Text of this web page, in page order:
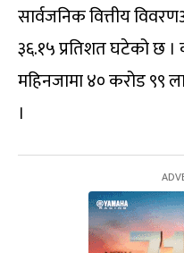
सार्वजनिक वित्तीय
३६.१५ प्रतिशत घटेको छ
महिनजामा ४० करोड
।